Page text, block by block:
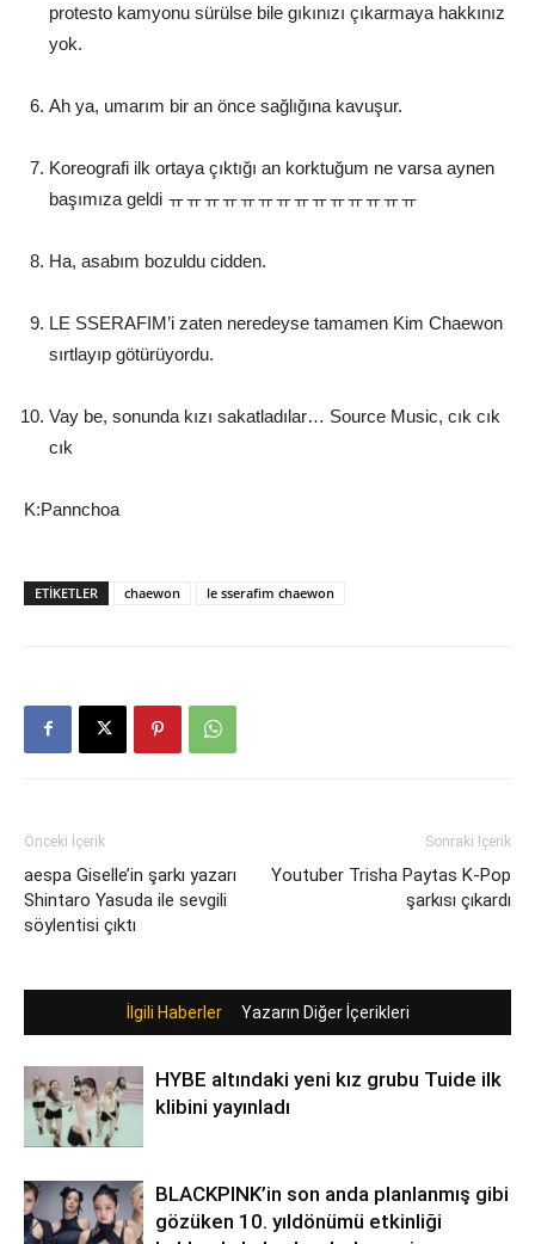
protesto kamyonu sürülse bile gıkınızı çıkarmaya hakkınız
yok.
Ah ya, umarım bir an önce sağlığına kavuşur.
Koreografi ilk ortaya çıktığı an korktuğum ne varsa aynen
başımıza geldi ㅠㅠㅠㅠㅠㅠㅠㅠㅠㅠㅠㅠㅠㅠ
Ha, asabım bozuldu cidden.
LE SSERAFIM’i zaten neredeyse tamamen Kim Chaewon
sırtlayıp götürüyordu.
Vay be, sonunda kızı sakatladılar… Source Music, cık cık
cık
K:Pannchoa
ETIKETLER chaewon le sserafim chaewon
Önceki İçerik
aespa Giselle’in şarkı yazarı
Shintaro Yasuda ile sevgili
söylentisi çıktı
Sonraki İçerik
Youtuber Trisha Paytas K-Pop
şarkısı çıkardı
İlgili Haberler Yazarın Diğer İçerikleri
HYBE altındaki yeni kız grubu Tuide ilk
klibini yayınladı
BLACKPINK’in son anda planlanmış gibi
gözüken 10. yıldönümü etkinliği